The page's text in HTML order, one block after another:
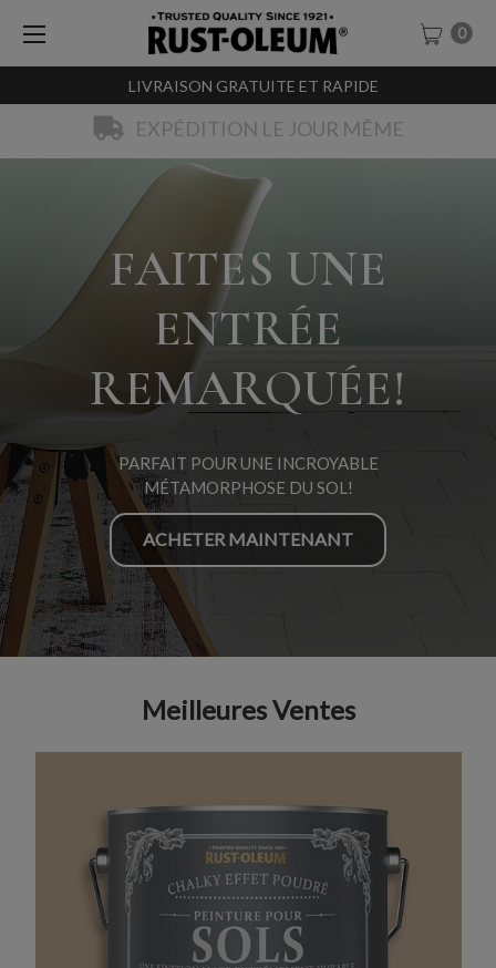
LIVRAISON GRATUITE ET RAPIDE
0
EXPÉDITION LE JOUR MÊME
FAITES UNE
ENTRÉE
REMARQUÉE!
PARFAIT POUR UNE INCROYABLE
MÉTAMORPHOSE DU SOL!
ACHETER MAINTENANT
Meilleures Ventes